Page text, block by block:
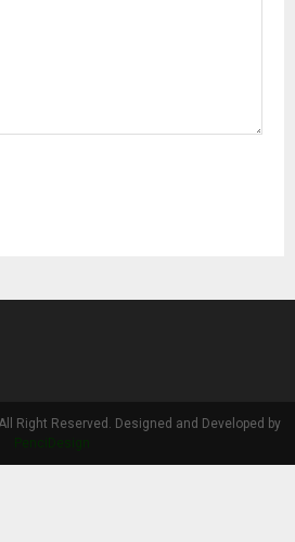
Right Reserved. Designed and Developed by